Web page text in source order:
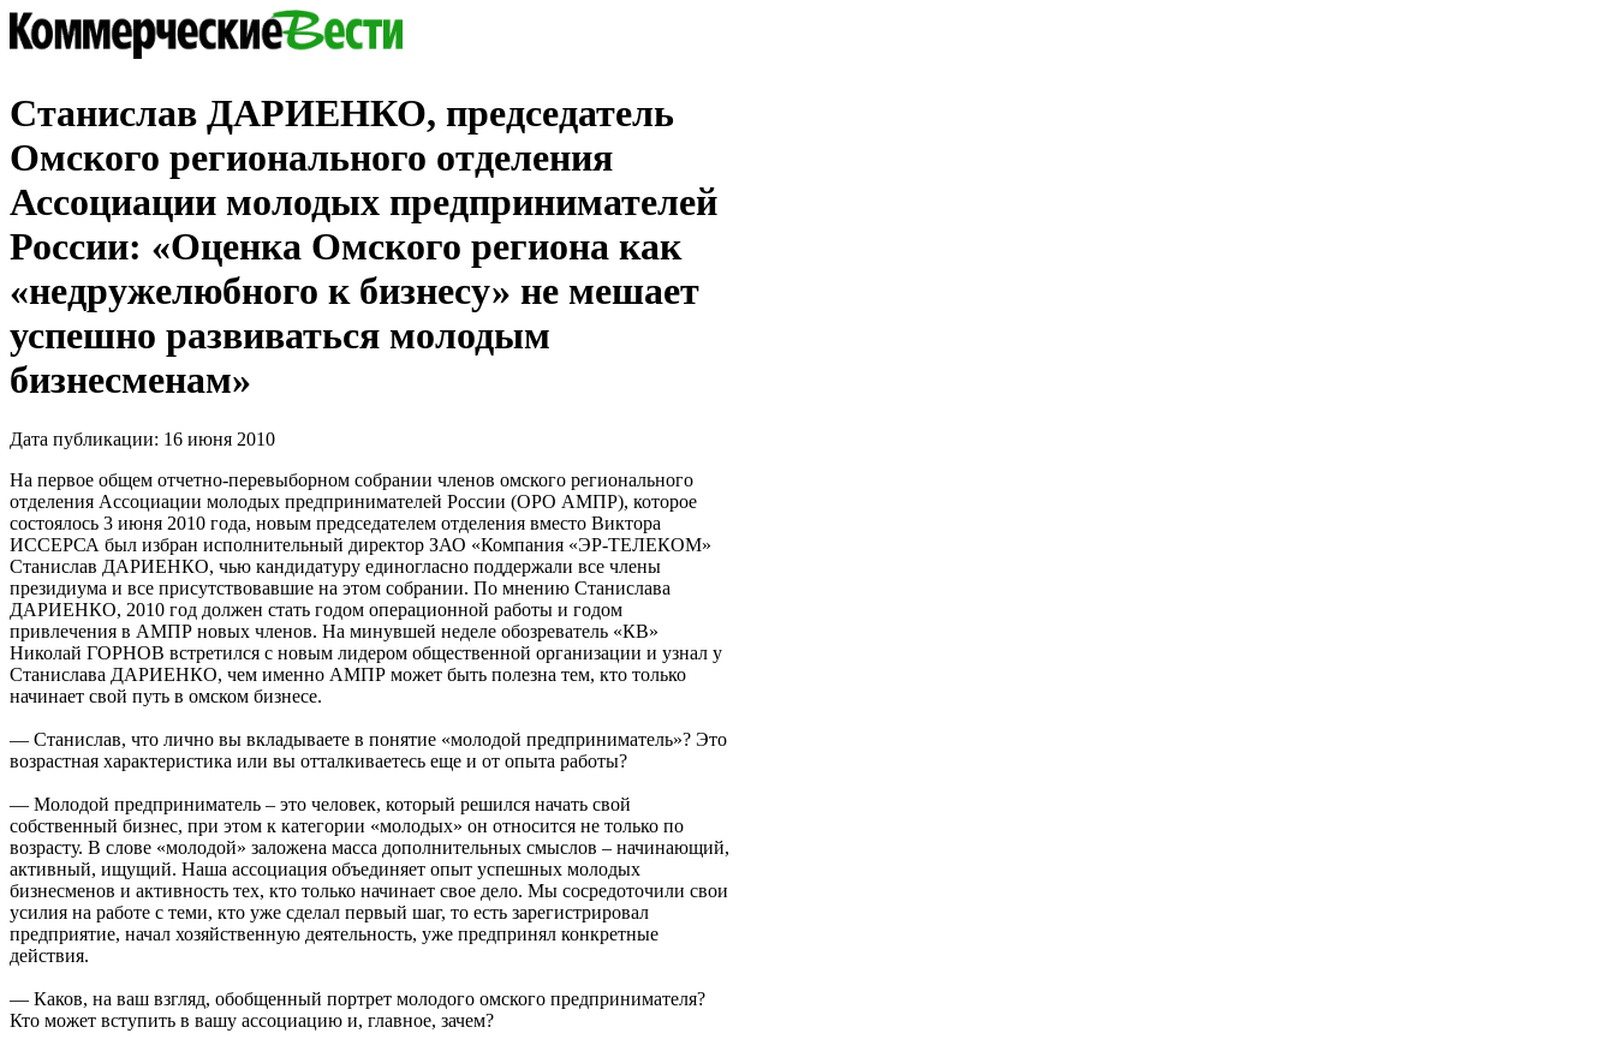
Станислав ДАРИЕНКО, председатель
Омского регионального отделения
Ассоциации молодых предпринимателей
России: «Оценка Омского региона как
«недружелюбного к бизнесу» не мешает
успешно развиваться молодым
бизнесменам»
Дата публикации: 16 июня 2010
На первое общем отчетно-перевыборном собрании членов омского регионального
отделения Ассоциации молодых предпринимателей России (ОРО АМПР), которое
состоялось 3 июня 2010 года, новым председателем отделения вместо Виктора
ИССЕРСА был избран исполнительный директор ЗАО «Компания «ЭР-ТЕЛЕКОМ»
Станислав ДАРИЕНКО, чью кандидатуру единогласно поддержали все члены
президиума и все присутствовавшие на этом собрании. По мнению Станислава
ДАРИЕНКО, 2010 год должен стать годом операционной работы и годом
привлечения в АМПР новых членов. На минувшей неделе обозреватель «КВ»
Николай ГОРНОВ встретился с новым лидером общественной организации и узнал у
Станислава ДАРИЕНКО, чем именно АМПР может быть полезна тем, кто только
начинает свой путь в омском бизнесе.
— Станислав, что лично вы вкладываете в понятие «молодой предприниматель»? Это
возрастная характеристика или вы отталкиваетесь еще и от опыта работы?
— Молодой предприниматель – это человек, который решился начать свой
собственный бизнес, при этом к категории «молодых» он относится не только по
возрасту. В слове «молодой» заложена масса дополнительных смыслов – начинающий,
активный, ищущий. Наша ассоциация объединяет опыт успешных молодых
бизнесменов и активность тех, кто только начинает свое дело. Мы сосредоточили свои
усилия на работе с теми, кто уже сделал первый шаг, то есть зарегистрировал
предприятие, начал хозяйственную деятельность, уже предпринял конкретные
действия.
— Каков, на ваш взгляд, обобщенный портрет молодого омского предпринимателя?
Кто может вступить в вашу ассоциацию и, главное, зачем?